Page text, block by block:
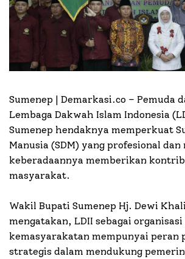
Sumenep | Demarkasi.co – Pemuda
Lembaga Dakwah Islam Indonesia
Sumenep hendaknya memperkuat
Manusia (SDM) yang profesional
keberadaannya memberikan
masyarakat.
Wakil Bupati Sumenep Hj. Dewi
mengatakan, LDII sebagai
kemasyarakatan mempunyai peran
strategis dalam mendukung